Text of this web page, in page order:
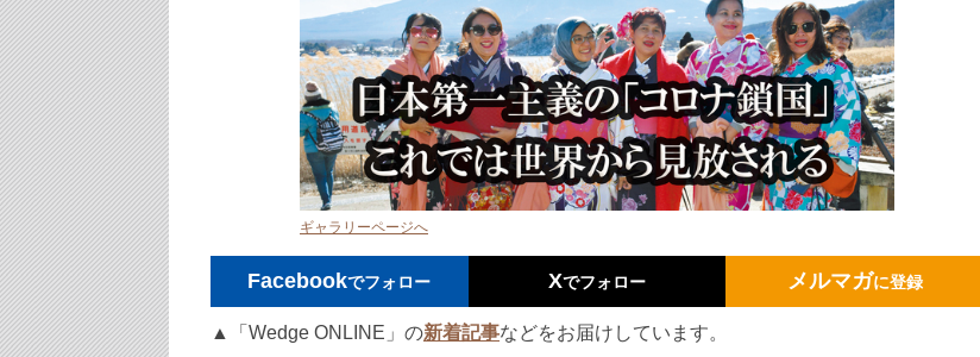
ギャラリーページへ
Facebookでフォロー Xでフォロー メルマガに登録
▲「Wedge ONLINE」の新着記事などをお届けしています。